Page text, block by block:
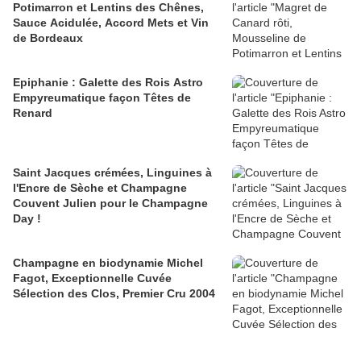
Potimarron et Lentins des Chênes,
Sauce Acidulée, Accord Mets et Vin
de Bordeaux
Epiphanie : Galette des Rois Astro
Empyreumatique façon Têtes de
Renard
Saint Jacques crémées, Linguines à
l'Encre de Sèche et Champagne
Couvent Julien pour le Champagne
Day !
Champagne en biodynamie Michel
Fagot, Exceptionnelle Cuvée
Sélection des Clos, Premier Cru 2004